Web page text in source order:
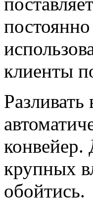
клиенты
конвейер.
крупных
обойтись.